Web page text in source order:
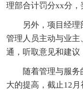
理部合计罚分xx分，
另外，项目经
管理人员主动与业
通，听取意见和建议
随着管理与服
大的提高，截止12